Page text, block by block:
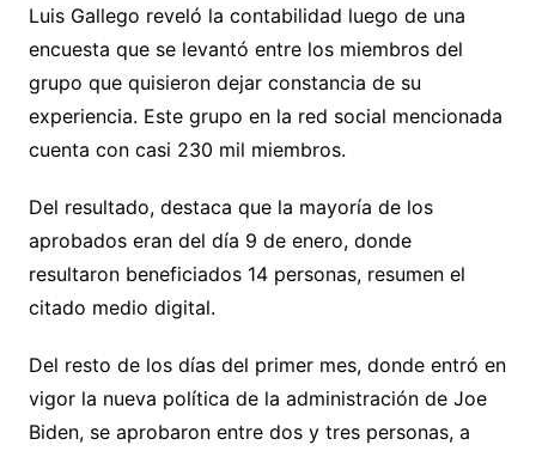
Luis Gallego reveló la contabilidad luego de una
encuesta que se levantó entre los miembros del
grupo que quisieron dejar constancia de su
experiencia. Este grupo en la red social mencionada
cuenta con casi 230 mil miembros.
Del resultado, destaca que la mayoría de los
aprobados eran del día 9 de enero, donde
resultaron beneficiados 14 personas, resumen el
citado medio digital.
Del resto de los días del primer mes, donde entró en
vigor la nueva política de la administración de Joe
Biden, se aprobaron entre dos y tres personas, a